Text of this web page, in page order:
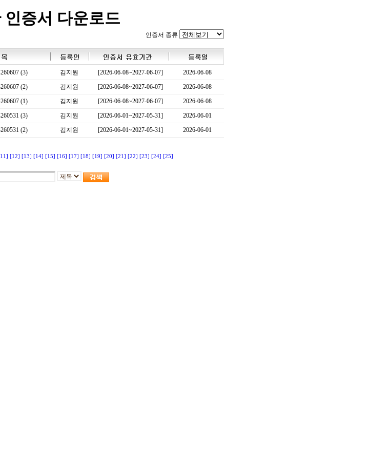
인증서 다운로드
인증서 종류
(3) 김지원 [2026-06-08~2027-06-07]
2026-06-08
(2) 김지원 [2026-06-08~2027-06-07]
2026-06-08
(1) 김지원 [2026-06-08~2027-06-07]
2026-06-08
(3) 김지원 [2026-06-01~2027-05-31]
2026-06-01
(2) 김지원 [2026-06-01~2027-05-31] 2026-06-01
[12] [13] [14] [15] [16] [17] [18] [19] [20] [21] [22] [23] [24] [25]